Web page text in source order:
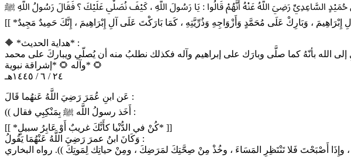
🔶 *هداية الحديث* :
الله بأنّهُ كما صلَّى وبارَك على إبراهيم وآله فكذلك نطلبُ منه أن يُصلّي ويباركَ على محمد
وآله 🌻 *إشراقة نبوية* 🌻
٢٤ / ٦ / ١٤٤٥هـ
عَن ابنِ عُمَرَ رَضِيَ اللَّهُ عَنهُما قَالَ :
(( أَخَذ رسولُ اللَّه ﷺ بِمَنْكِبِي فقال :
[[ *كُنْ في الدُّنْيا كأَنَّكَ غريبٌ أَوْ عَابِرُ سبيلٍ* ]]
وَكَانَ ابنُ عمرَ رَضِيَ اللَّهُ عَنْهُمَا يَقُولُ :
، وإِذَا أَصْبَحْتَ فَلا تَنْتَظِرِ المَسَاءَ ، وخُذْ مِنْ صِحَّتِكَ لمَرَضِكَ ، ومِنْ حياتِك لِمَوتِكَ )). رواه البخاري